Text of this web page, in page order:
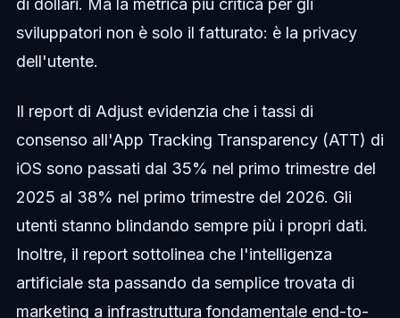
di dollari. Ma la metrica più critica per gli
sviluppatori non è solo il fatturato: è la privacy
dell'utente.
Il report di Adjust evidenzia che i tassi di
consenso all'App Tracking Transparency (ATT) di
iOS sono passati dal 35% nel primo trimestre del
2025 al 38% nel primo trimestre del 2026. Gli
utenti stanno blindando sempre più i propri dati.
Inoltre, il report sottolinea che l'intelligenza
artificiale sta passando da semplice trovata di
marketing a infrastruttura fondamentale end-to-